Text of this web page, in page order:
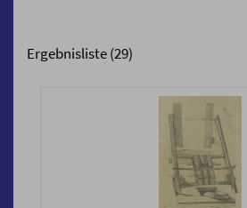
Ergebnisliste (29)